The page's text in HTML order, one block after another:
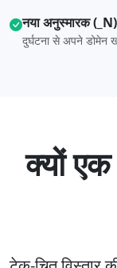
नया अनुस्मारक (_N)
दुर्घटना से अपने डोमेन
क्यों